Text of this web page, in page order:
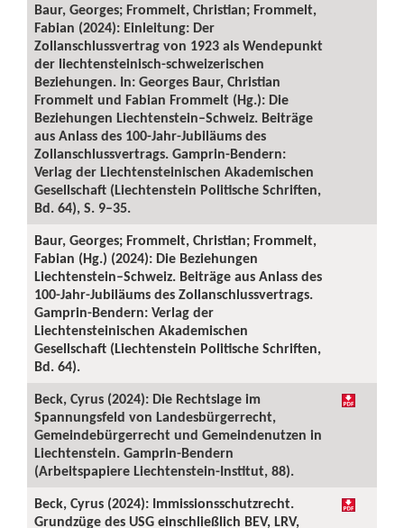
Baur, Georges; Frommelt, Christian; Frommelt,
Fabian (2024): Einleitung: Der
Zollanschlussvertrag von 1923 als Wendepunkt
der liechtensteinisch-schweizerischen
Beziehungen. In: Georges Baur, Christian
Frommelt und Fabian Frommelt (Hg.): Die
Beziehungen Liechtenstein–Schweiz. Beiträge
aus Anlass des 100-Jahr-Jubiläums des
Zollanschlussvertrags. Gamprin-Bendern:
Verlag der Liechtensteinischen Akademischen
Gesellschaft (Liechtenstein Politische Schriften,
Bd. 64), S. 9–35.
Baur, Georges; Frommelt, Christian; Frommelt,
Fabian (Hg.) (2024): Die Beziehungen
Liechtenstein–Schweiz. Beiträge aus Anlass des
100-Jahr-Jubiläums des Zollanschlussvertrags.
Gamprin-Bendern: Verlag der
Liechtensteinischen Akademischen
Gesellschaft (Liechtenstein Politische Schriften,
Bd. 64).
Beck, Cyrus (2024): Die Rechtslage im
Spannungsfeld von Landesbürgerrecht,
Gemeindebürgerrecht und Gemeindenutzen in
Liechtenstein. Gamprin-Bendern
(Arbeitspapiere Liechtenstein-Institut, 88).
Beck, Cyrus (2024): Immissionsschutzrecht.
Grundzüge des USG einschließlich BEV, LRV,